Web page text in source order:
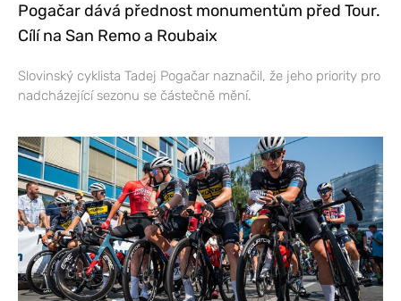
Pogačar dává přednost monumentům před Tour.
Cílí na San Remo a Roubaix
Slovinský cyklista Tadej Pogačar naznačil, že jeho priority pro
nadcházející sezonu se částečně mění.